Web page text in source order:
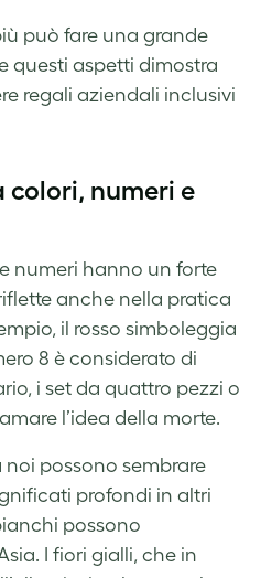
può fare una grande
questi aspetti dimostra
regali aziendali inclusivi
colori, numeri e
numeri hanno un forte
anche nella pratica
il rosso simboleggia
8 è considerato di
i set da quattro pezzi o
l’idea della morte.
possono sembrare
profondi in altri
possono
I fiori gialli, che in